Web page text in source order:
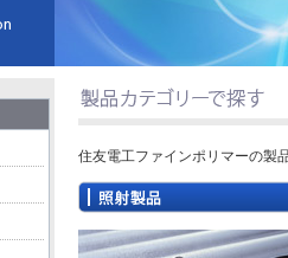
住友電工ファインポリマーの製